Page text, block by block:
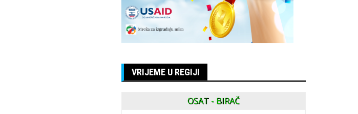
VRIJEME U REGIJI
OSAT - BIRAČ